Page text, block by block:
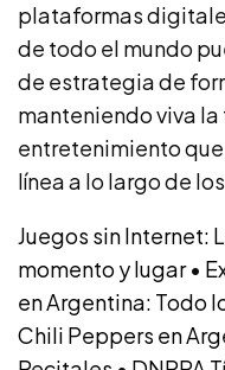
plataformas
de todo el mundo
de estrategia de
manteniendo viva
entretenimiento
línea a lo largo de
Juegos sin Internet:
momento y lugar•
en Argentina: Todo
Chili Peppers en